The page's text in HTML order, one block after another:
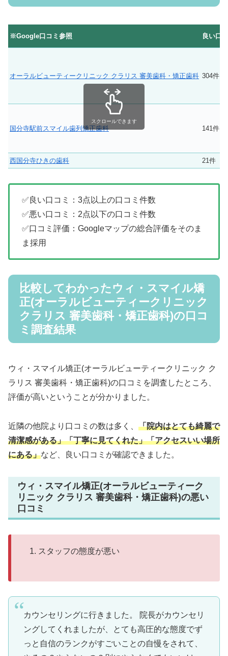
※Google口コミ参照 良い口
オーラルビューティークリニック クラリス 審美歯科・矯正歯科 304件
国分寺駅前スマイル歯列矯正歯科 141件
西国分寺ひきの歯科 21件
スクロールできます
✅良い口コミ：3点以上の口コミ件数
✅悪い口コミ：2点以下の口コミ件数
✅口コミ評価：Googleマップの総合評価をそのま
ま採用
比較してわかったウィ・スマイル矯
正(オーラルビューティークリニック
クラリス 審美歯科・矯正歯科)の口コ
ミ調査結果
ウィ・スマイル矯正(オーラルビューティークリニック ク
ラリス 審美歯科・矯正歯科)の口コミを調査したところ、
評価が高いということが分かりました。
近隣の他院より口コミの数は多く、 「院内はとても綺麗で
清潔感がある」「丁寧に見てくれた」「アクセスいい場所
にある」など、良い口コミが確認できました。
ウィ・スマイル矯正(オーラルビューティーク
リニック クラリス 審美歯科・矯正歯科)の悪い
口コミ
スタッフの態度が悪い
カウンセリングに行きました。 院長がカウンセリ
ングしてくれましたが、とても高圧的な態度でず
っと自信のランクがすごいことの自慢をされて、